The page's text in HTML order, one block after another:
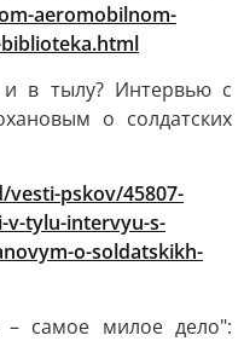
aeromobilnom-
в тылу? Интервью с
о солдатских
pskov/45807-
v-tylu-intervyu-s-
o-soldatskikh-
– самое милое дело":